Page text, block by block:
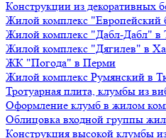
Конструкции из декоративных
Жилой комплекс "Европейский
Жилой комплекс "Дабл-Дабл"
Жилой комплекс "Дягилев" в
ЖК "Погода" в Перми
Жилой комплекс Румянский в
Тротуарная плита, клумбы из
Оформление клумб в жилом
Облицовка входной группы
Конструкция высокой клумбы